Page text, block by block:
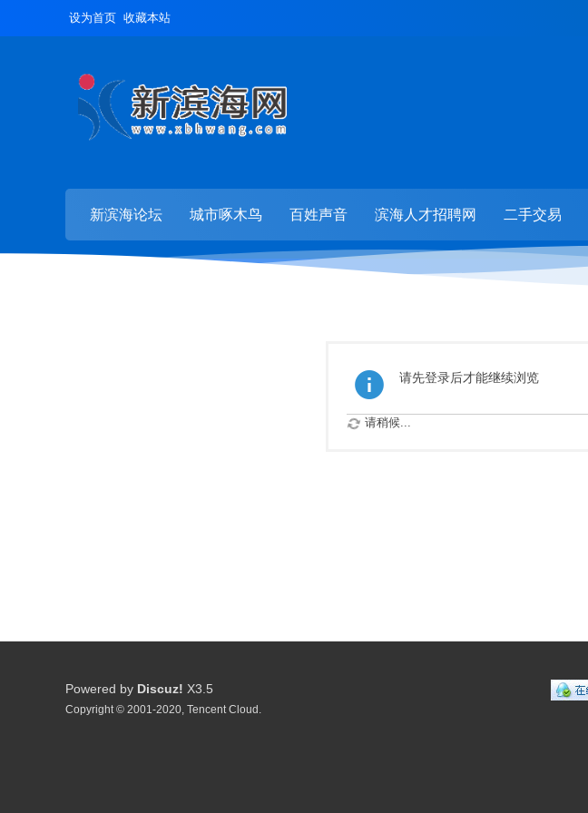
设为首页 收藏本站
新滨海论坛 城市啄木鸟 百姓声音 滨海人才招聘网 二手交易
请先登录后才能继续浏览
请稍候...
Powered by Discuz! X3.5
Copyright © 2001-2020, Tencent Cloud.